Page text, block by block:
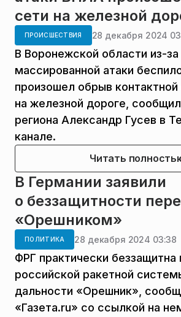
сети на железной
ПРОИСШЕСТВИЯ 28 декабря 2024
В Воронежской области из-за
массированной атаки
произошел обрыв контактной
на железной дороге,
региона Александр Гусев в
канале.
Читать
В Германии заявили
о беззащитности
«Орешником»
ПОЛИТИКА 28 декабря 2024 03:38
ФРГ практически беззащитна
российской ракетной
дальности «Орешник»,
«Газета.ru» со ссылкой на